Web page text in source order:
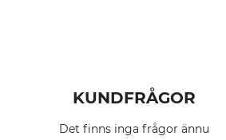
KUNDFRÅGOR
Det finns inga frågor ännu